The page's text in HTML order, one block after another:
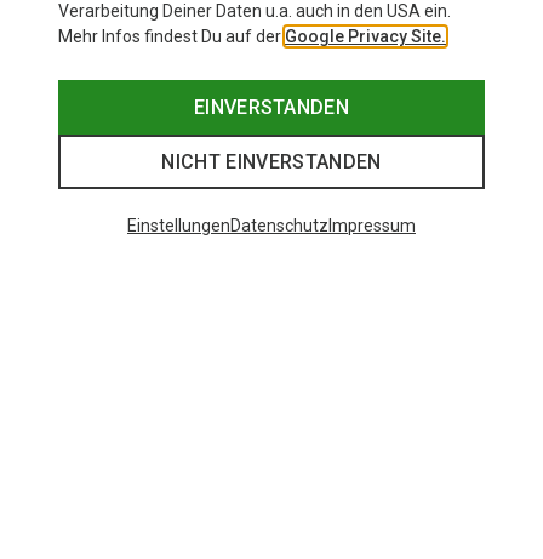
Verarbeitung Deiner Daten u.a. auch in den USA ein.
Mehr Infos findest Du auf der Google Privacy Site.
EINVERSTANDEN
NICHT EINVERSTANDEN
EinstellungenDatenschutz Impressum